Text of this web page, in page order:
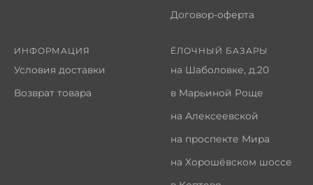
Договор-оферта
ИНФОРМАЦИЯ
Условия доставки
Возврат товара
ЁЛОЧНЫЙ БАЗАРЫ
на Шаболовке, д.20
в Марьиной Роще
на Алексеевской
на проспекте Мира
на Хорошёвском шоссе